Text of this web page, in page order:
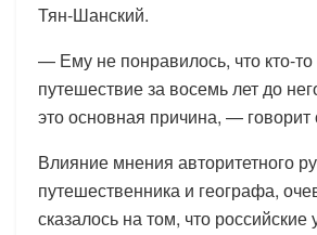
Тян-Шанский.
— Ему не понравилось, что кто-
путешествие за восемь лет до
это основная причина, — говорит
Влияние мнения авторитетного
путешественника и географа,
сказалось на том, что